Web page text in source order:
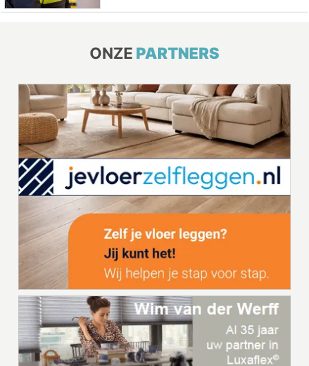
ONZE PARTNERS